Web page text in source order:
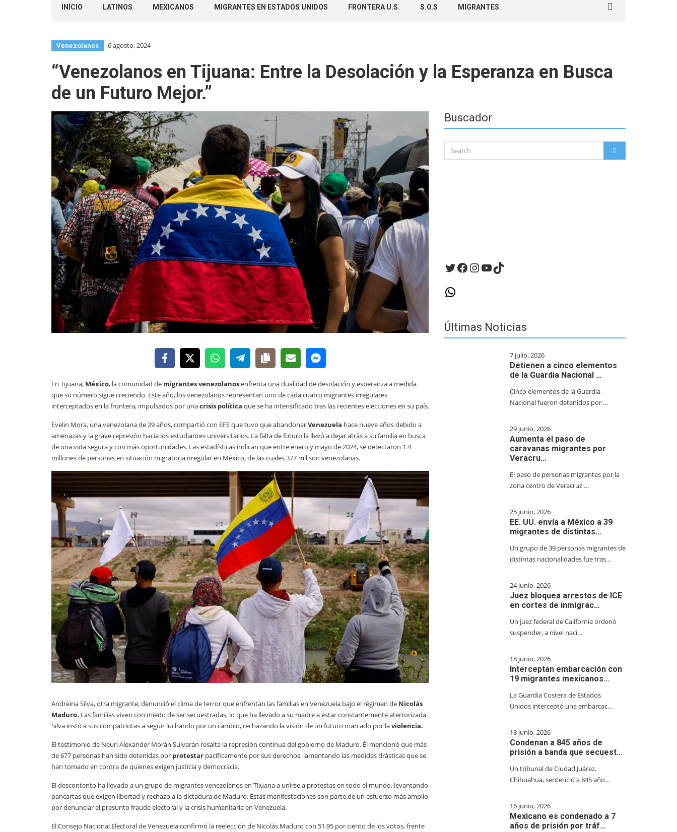
INICIO LATINOS MEXICANOS MIGRANTES EN ESTADOS UNIDOS FRONTERA U.S. S.O.S MIGRANTES
Venezolanos 6 agosto, 2024
“Venezolanos en Tijuana: Entre la Desolación y la Esperanza en Busca
de un Futuro Mejor.”
En Tijuana, México, la comunidad de migrantes venezolanosenfrenta una dualidad de desolación y esperanza a medida
que su número sigue creciendo. Este año, los venezolanos representan uno de cada cuatro migrantes irregulares
interceptados en la frontera, impulsados por unacrisis política que se ha intensificado tras las recientes elecciones en su país.
Evelin Mora, una venezolana de 29 años, compartió con EFE que tuvo que abandonarVenezuela hace nueve años debido a
amenazas y la grave represión hacia los estudiantes universitarios. La falta de futuro la llevó a dejar atrás a su familia en busca
de una vida segura y con más oportunidades. Las estadísticas indican que entre enero y mayo de 2024, se detectaron 1.4
millones de personas en situación migratoria irregular en México, de las cuales 377 mil son venezolanas.
Andreina Silva, otra migrante, denunció el clima de terror que enfrentan las familias en Venezuela bajo el régimen de Nicolás
Maduro. Las familias viven con miedo de ser secuestradas, lo que ha llevado a su madre a estar constantemente aterrorizada.
Silva instó a sus compatriotas a seguir luchando por un cambio, rechazando la visión de un futuro marcado por laviolencia.
El testimonio de Neuri Alexander Morán Sulvarán resalta la represión continua del gobierno de Maduro. Él mencionó que más
de 677 personas han sido detenidas por protestar pacíficamente por sus derechos, lamentando las medidas drásticas que se
han tomado en contra de quienes exigen justicia y democracia.
El descontento ha llevado a un grupo de migrantes venezolanos en Tijuana a unirse a protestas en todo el mundo, levantando
pancartas que exigen libertad y rechazo a la dictadura de Maduro. Estas manifestaciones son parte de un esfuerzo más amplio
por denunciar el presunto fraude electoral y la crisis humanitaria en Venezuela.
El Consejo Nacional Electoral de Venezuela confirmó la reelección de Nicolás Maduro con 51.95 por ciento de los votos, frente
Buscador
for:
Twitter
Facebook
Instagram
YouTube
TikTok
WhatsApp
Últimas Noticias
7 julio, 2026
Detienen a cinco elementos
de la Guardia Nacional …
Cinco elementos de la Guardia
Nacional fueron detenidos por …
29 junio, 2026
Aumenta el paso de
caravanas migrantes por
Veracru…
El paso de personas migrantes por la
zona centro de Veracruz …
25 junio, 2026
EE. UU. envía a México a 39
migrantes de distintas…
Un grupo de 39 personas migrantes de
distintas nacionalidades fue tras…
24 junio, 2026
Juez bloquea arrestos de ICE
en cortes de inmigrac…
Un juez federal de California ordenó
suspender, a nivel naci…
18 junio, 2026
Interceptan embarcación con
19 migrantes mexicanos…
La Guardia Costera de Estados
Unidos interceptó una embarcac…
18 junio, 2026
Condenan a 845 años de
prisión a banda que secuest…
Un tribunal de Ciudad Juárez,
Chihuahua, sentenció a 845 año…
16 junio, 2026
Mexicano es condenado a 7
años de prisión por tráf…